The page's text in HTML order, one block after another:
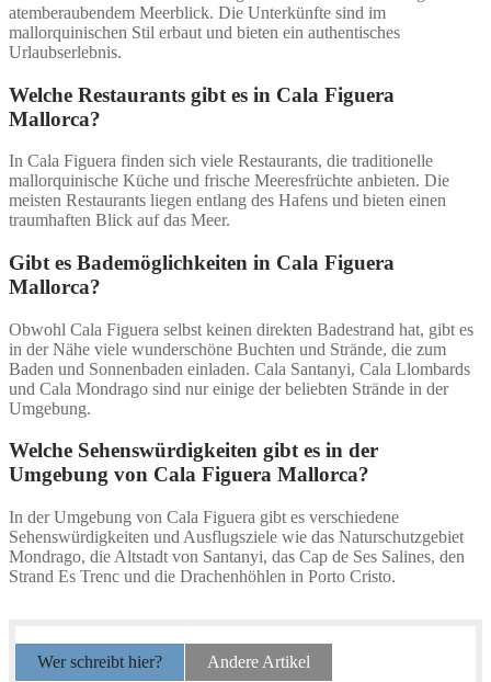
atemberaubendem Meerblick. Die Unterkünfte sind im
mallorquinischen Stil erbaut und bieten ein authentisches
Urlaubserlebnis.
Welche Restaurants gibt es in Cala Figuera
Mallorca?
In Cala Figuera finden sich viele Restaurants, die traditionelle
mallorquinische Küche und frische Meeresfrüchte anbieten. Die
meisten Restaurants liegen entlang des Hafens und bieten einen
traumhaften Blick auf das Meer.
Gibt es Bademöglichkeiten in Cala Figuera
Mallorca?
Obwohl Cala Figuera selbst keinen direkten Badestrand hat, gibt es
in der Nähe viele wunderschöne Buchten und Strände, die zum
Baden und Sonnenbaden einladen. Cala Santanyi, Cala Llombards
und Cala Mondrago sind nur einige der beliebten Strände in der
Umgebung.
Welche Sehenswürdigkeiten gibt es in der
Umgebung von Cala Figuera Mallorca?
In der Umgebung von Cala Figuera gibt es verschiedene
Sehenswürdigkeiten und Ausflugsziele wie das Naturschutzgebiet
Mondrago, die Altstadt von Santanyi, das Cap de Ses Salines, den
Strand Es Trenc und die Drachenhöhlen in Porto Cristo.
Wer schreibt hier? Andere Artikel